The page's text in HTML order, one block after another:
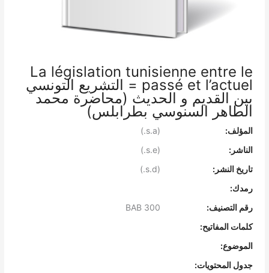
La législation tunisienne entre le
passé et l’actuel = التشريع التونسي
بين القديم و الحديث (محاضرة محمد
الطاهر السنوسي بطرابلس)
المؤلف:
(s.a.)
الناشر:
(s.e.)
تاريخ النشر:
(s.d.)
رمدك:
رقم التصنيف:
كلمات المفاتيح:
الموضوع:
جدول المحتويات: